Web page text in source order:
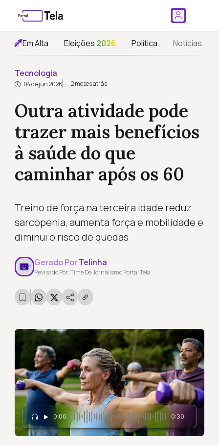
Em Alta Eleições 2026 Política Notícias
Tecnologia
04 de jun 2026 2 meses atrás
Outra atividade pode
trazer mais benefícios
à saúde do que
caminhar após os 60
Treino de força na terceira idade reduz
sarcopenia, aumenta força e mobilidade e
diminui o risco de quedas
Gerado PorTelinha
Revisado Por: Time De Jornalismo Portal Tela
0:00 0:30